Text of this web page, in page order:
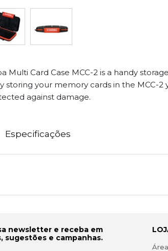
Multi Card Case MCC-2 is a handy
storing your memory cards in the MCC-
against damage.
Especificações
newsletter e receba em
sugestões e campanhas.